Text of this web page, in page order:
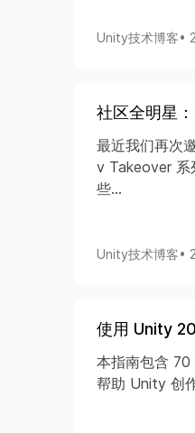
Unity技术博客•
社区全明星
最近我们再次
v Takeover 系
些...
Unity技术博客•
使用 Unity
本指南包含 70
帮助 Unity 创